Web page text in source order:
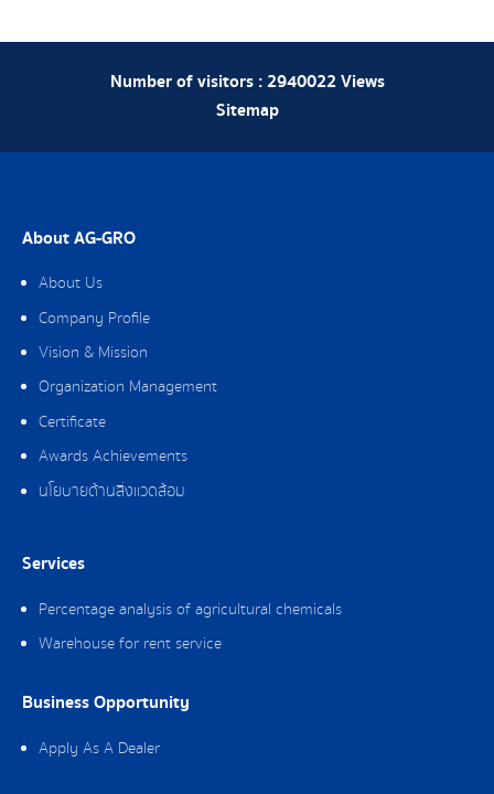
Number of visitors :2940022Views
Sitemap
About AG-GRO
About Us
Company Profile
Vision & Mission
Organization Management
Certificate
Awards Achievements
นโยบายด้านสิ่งแวดล้อม
Services
Percentage analysis of agricultural chemicals
Warehouse for rent service
Business Opportunity
Apply As A Dealer